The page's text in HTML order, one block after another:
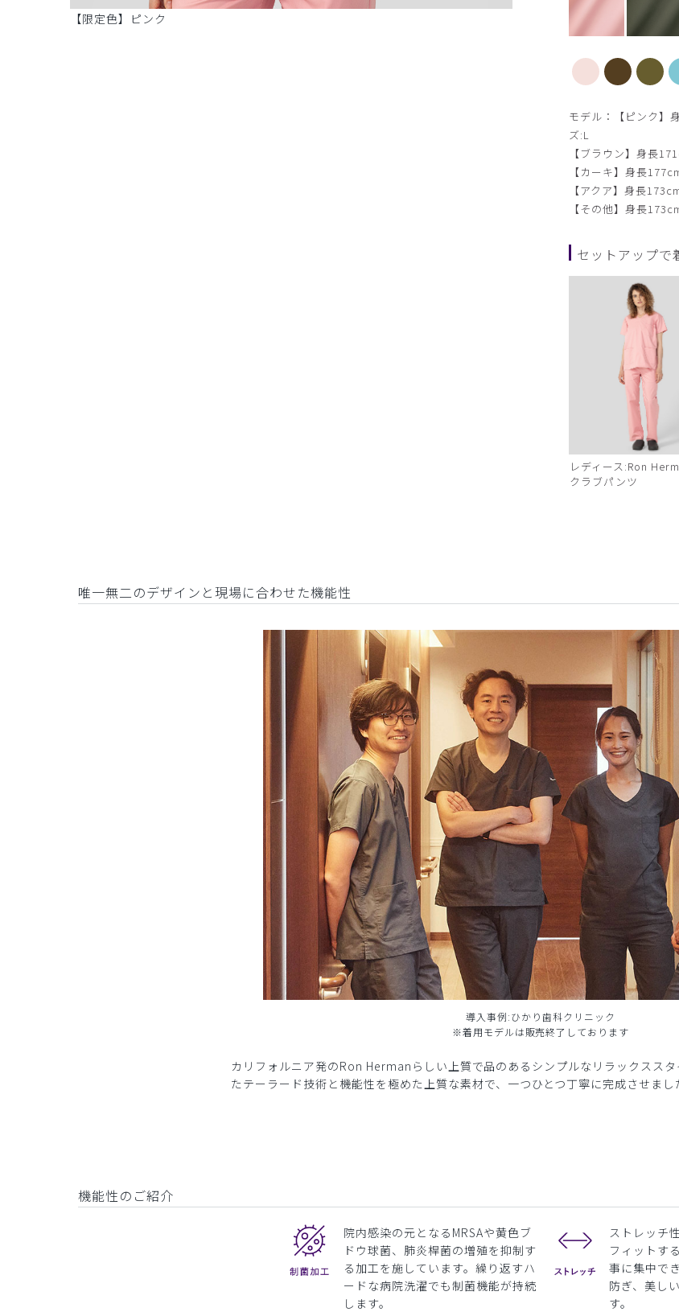
【限定色】ピンク
モデル：【ピンク】
ズ:L
【ブラウン】身長
【カーキ】身長
【アクア】身長
【その他】身長
セットアップで
レディース:Ron
クラブパンツ
唯一無二のデザインと現場に合わせた機能性
導入事例:ひかり歯科クリニック
※着用モデルは販売終了しております
カリフォルニア発のRon Hermanらしい上質で品のあるシンプルなリラックスス
たテーラード技術と機能性を極めた上質な素材で、一つひとつ丁寧に完成させまし
機能性のご紹介
院内感染の元となるMRSAや黄色ブ
ドウ球菌、肺炎桿菌の増殖を抑制す
る加工を施しています。繰り返すハ
ードな病院洗濯でも制菌機能が持続
します。
ストレッチ
フィットす
事に集中で
防ぎ、美し
す。